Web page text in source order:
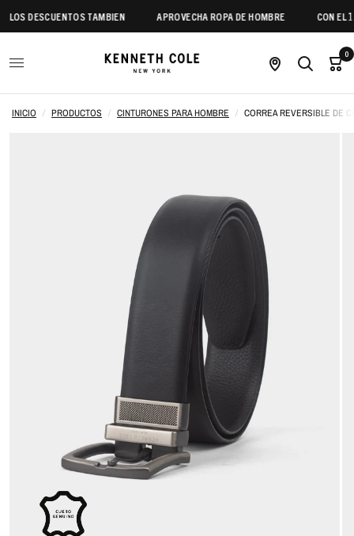
LOS DESCUENTOS TAMBIEN APROVECHA ROPA DE HOMBRE CON EL
0
INICIO / PRODUCTOS / CINTURONES PARA HOMBRE / CORREA REVERSIBLE DE